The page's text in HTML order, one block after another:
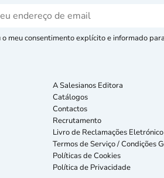
o meu consentimento explícito e informado
A Salesianos Editora
Catálogos
Contactos
Recrutamento
Livro de Reclamações Eletrónico
Termos de Serviço / Condições
Políticas de Cookies
Política de Privacidade